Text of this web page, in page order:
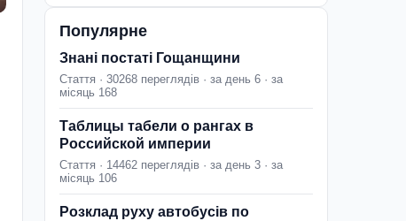
Популярне
Знані постаті Гощанщини
Стаття · 30268 переглядів · за день 6 · за
місяць 168
Таблицы табели о рангах в
Российской империи
Стаття · 14462 переглядів · за день 3 · за
місяць 106
Розклад руху автобусів по